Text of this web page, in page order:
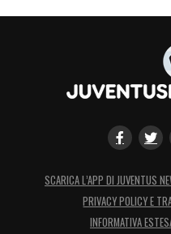
SCARICA L’APP DI JUVENTUS
PRIVACY POLICY E
INFORMATIVA